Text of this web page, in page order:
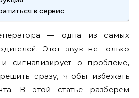
в сервис
— одна из самых
Этот звук не только
сигнализирует о проблеме,
сразу, чтобы избежать
В этой статье разберём